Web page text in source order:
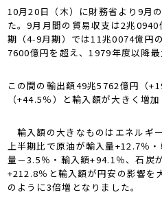
10月20日（木）に財務省より9月
た。9月月間の貿易収支は2兆
期（4-9月期）では11兆0074億円
7600億円を超え、1979年度以降最
この間の輸出額49兆5762億円（
（+44.5％）と輸入額が大きく増加
輸入額の大きなものはエネルギ
上半期比で原油が輸入量+12.7％
量－3.5％・輸入額+94.1％、石炭
+212.8％と輸入額が円安の影響を
のように3倍増となりました。